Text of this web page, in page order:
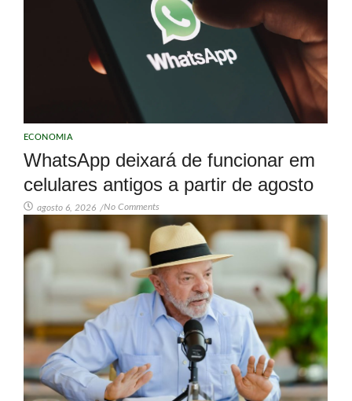
ECONOMIA
WhatsApp deixará de funcionar em
celulares antigos a partir de agosto
agosto 6, 2026 /No Comments